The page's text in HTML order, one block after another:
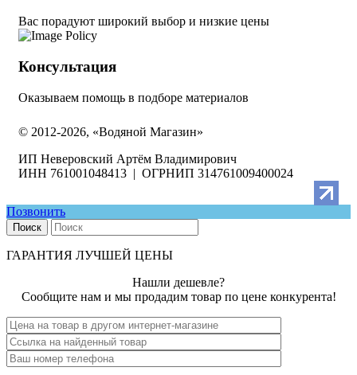
Вас порадуют широкий выбор и низкие цены
Консультация
Оказываем помощь в подборе материалов
© 2012-2026, «Водяной Магазин»
ИП Неверовский Артём Владимирович
ИНН 761001048413 | ОГРНИП 314761009400024
Позвонить
Поиск
ГАРАНТИЯ ЛУЧШЕЙ ЦЕНЫ
Нашли дешевле?
Сообщите нам и мы продадим товар по цене конкурента!